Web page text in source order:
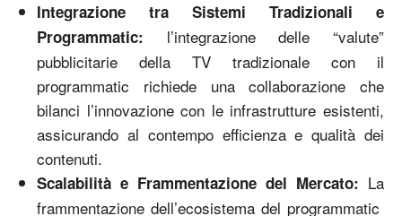
Integrazione tra Sistemi Tradizionali e
Programmatic: l’integrazione delle “valute”
pubblicitarie della TV tradizionale con il
programmatic richiede una collaborazione che
bilanci l’innovazione con le infrastrutture esistenti,
assicurando al contempo efficienza e qualità dei
contenuti.
Scalabilità e Frammentazione del Mercato: La
frammentazione dell’ecosistema del programmatic